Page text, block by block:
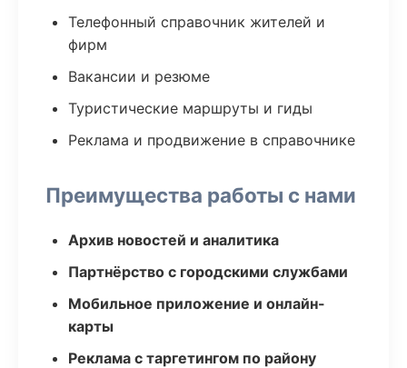
Телефонный справочник жителей и
фирм
Вакансии и резюме
Туристические маршруты и гиды
Реклама и продвижение в справочнике
Преимущества работы с нами
Архив новостей и аналитика
Партнёрство с городскими службами
Мобильное приложение и онлайн-
карты
Реклама с таргетингом по району